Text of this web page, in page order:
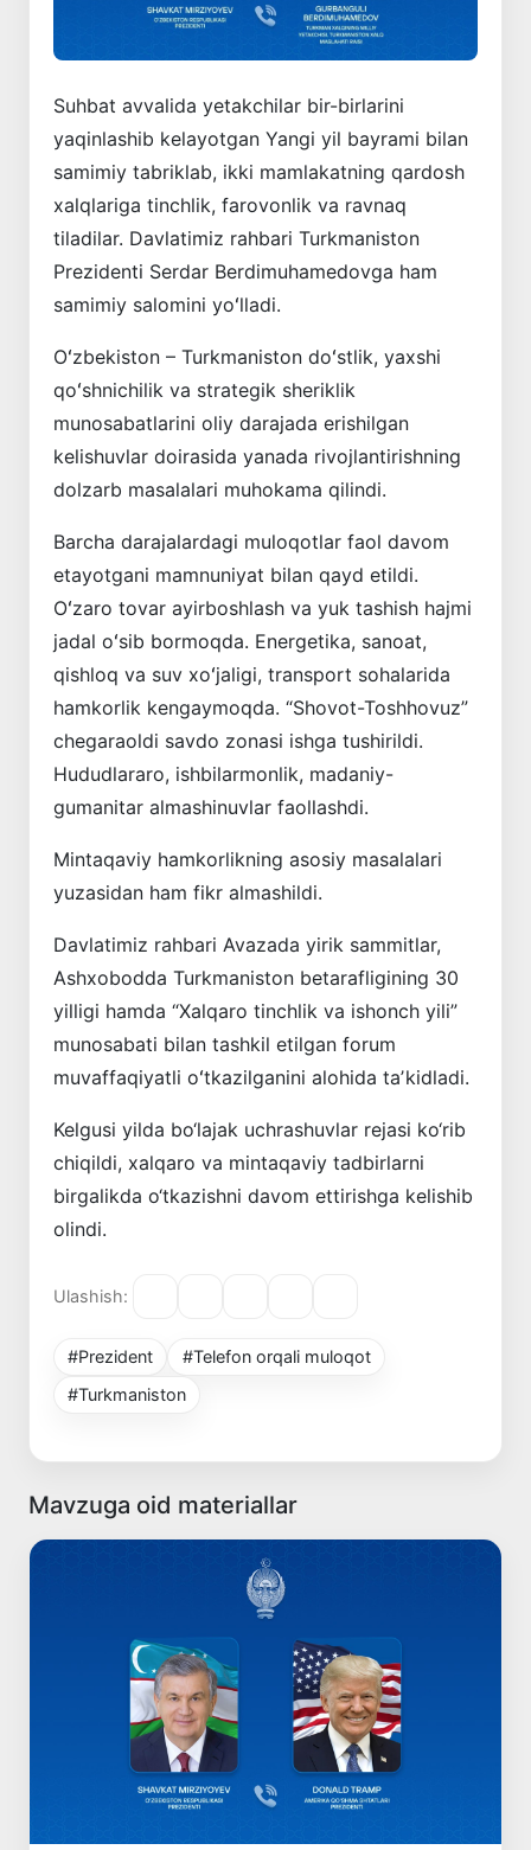
Suhbat avvalida yetakchilar bir-birlarini
yaqinlashib kelayotgan Yangi yil bayrami bilan
samimiy tabriklab, ikki mamlakatning qardosh
xalqlariga tinchlik, farovonlik va ravnaq
tiladilar. Davlatimiz rahbari Turkmaniston
Prezidenti Serdar Berdimuhamedovga ham
samimiy salomini yoʻlladi.
Oʻzbekiston – Turkmaniston doʻstlik, yaxshi
qoʻshnichilik va strategik sheriklik
munosabatlarini oliy darajada erishilgan
kelishuvlar doirasida yanada rivojlantirishning
dolzarb masalalari muhokama qilindi.
Barcha darajalardagi muloqotlar faol davom
etayotgani mamnuniyat bilan qayd etildi.
Oʻzaro tovar ayirboshlash va yuk tashish hajmi
jadal oʻsib bormoqda. Energetika, sanoat,
qishloq va suv xoʻjaligi, transport sohalarida
hamkorlik kengaymoqda. “Shovot-Toshhovuz”
chegaraoldi savdo zonasi ishga tushirildi.
Hududlararo, ishbilarmonlik, madaniy-
gumanitar almashinuvlar faollashdi.
Mintaqaviy hamkorlikning asosiy masalalari
yuzasidan ham fikr almashildi.
Davlatimiz rahbari Avazada yirik sammitlar,
Ashxobodda Turkmaniston betarafligining 30
yilligi hamda “Xalqaro tinchlik va ishonch yili”
munosabati bilan tashkil etilgan forum
muvaffaqiyatli oʻtkazilganini alohida taʼkidladi.
Kelgusi yilda bo‘lajak uchrashuvlar rejasi ko‘rib
chiqildi, xalqaro va mintaqaviy tadbirlarni
birgalikda o‘tkazishni davom ettirishga kelishib
olindi.
Ulashish:
#Prezident
#Telefon orqali muloqot
#Turkmaniston
Mavzuga oid materiallar